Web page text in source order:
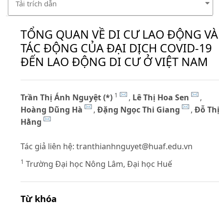
Tải trích dẫn
TỔNG QUAN VỀ DI CƯ LAO ĐỘNG VÀ
TÁC ĐỘNG CỦA ĐẠI DỊCH COVID-19
ĐẾN LAO ĐỘNG DI CƯ Ở VIỆT NAM
Trần Thị Ánh Nguyệt (*) 1 , Lê Thị Hoa Sen
,
Hoàng Dũng Hà
, Đặng Ngọc Thi Giang , Đỗ Thị
Hằng
Tác giả liên hệ: tranthianhnguyet@huaf.edu.vn
1 Trường Đại học Nông Lâm, Đại học Huế
Từ khóa